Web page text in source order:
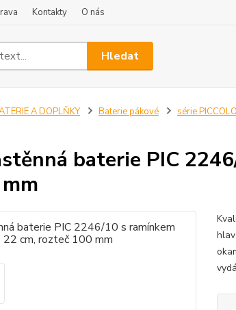
Kontakty O nás
Hledat
A DOPLŇKY Baterie pákové série PICCOLO
baterie PIC